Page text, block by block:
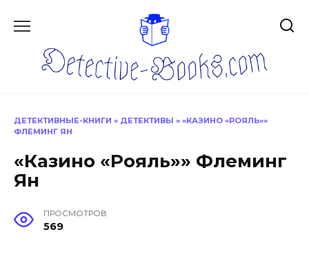
ДЕТЕКТИВНЫЕ-КНИГИ » ДЕТЕКТИВЫ » «КАЗИНО «РОЯЛЬ»»
ФЛЕМИНГ ЯН
«Казино «Рояль»» Флеминг
Ян
ПРОСМОТРОВ
569